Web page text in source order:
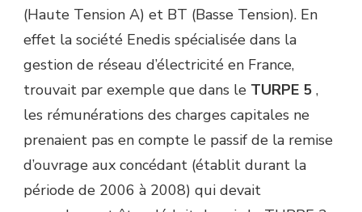
(Haute Tension A) et BT (Basse Tension). En
effet la société Enedis spécialisée dans la
gestion de réseau d’électricité en France,
trouvait par exemple que dans le TURPE 5 ,
les rémunérations des charges capitales ne
prenaient pas en compte le passif de la remise
d’ouvrage aux concédant (établit durant la
période de 2006 à 2008) qui devait